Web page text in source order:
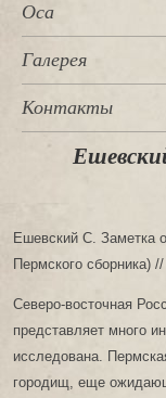
Оса
Галерея
Контакты
Ешевский С. Заметка
Пермского сборника)
Северо-восточная
представляет много
исследована.
городищ, еще